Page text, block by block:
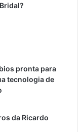
pronta para
tecnologia de
da Ricardo